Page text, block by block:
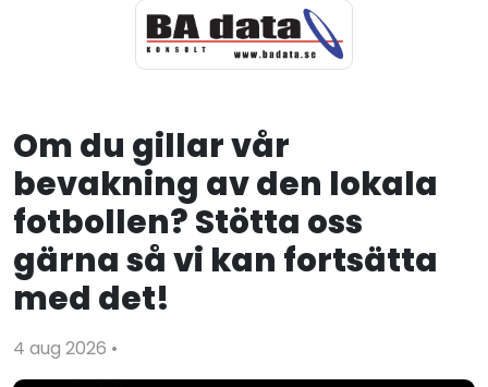
Om du gillar vår
bevakning av den lokala
fotbollen? Stötta oss
gärna så vi kan fortsätta
med det!
4 aug 2026 •